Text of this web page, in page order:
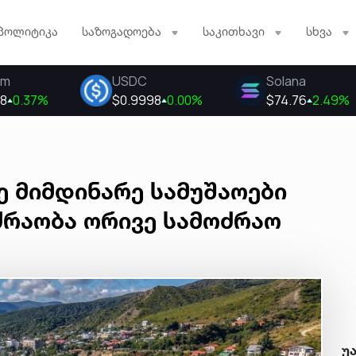
საზოგადოება საკითხავი სხვა
მიმდინარე სამუშაოები
ორივე სამოძრაო